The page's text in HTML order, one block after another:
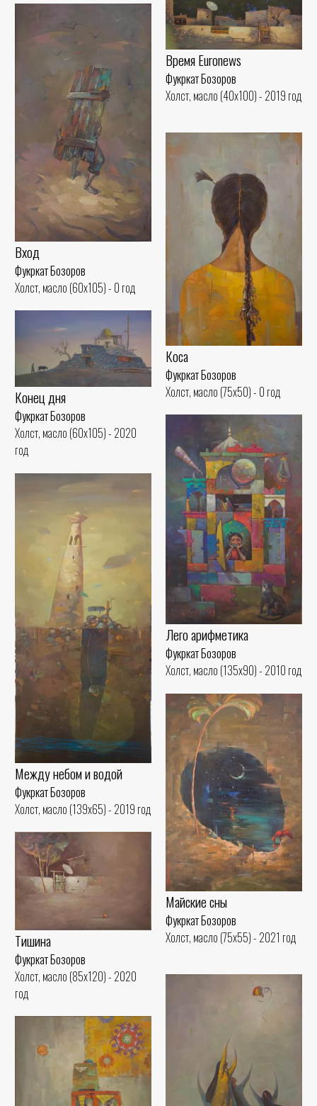
Время Еuronews
Фукркат Бозоров
Холст, масло (40x100) - 2019 год
Вход
Фукркат Бозоров
Холст, масло (60x105) - 0 год
Коса
Фукркат Бозоров
Холст, масло (75x50) - 0 год
Конец дня
Фукркат Бозоров
Холст, масло (60x105) - 2020
год
Лего арифметика
Фукркат Бозоров
Холст, масло (135x90) - 2010 год
Между небом и водой
Фукркат Бозоров
Холст, масло (139x65) - 2019 год
Майские сны
Фукркат Бозоров
Холст, масло (75x55) - 2021 год
Тишина
Фукркат Бозоров
Холст, масло (85x120) - 2020
год